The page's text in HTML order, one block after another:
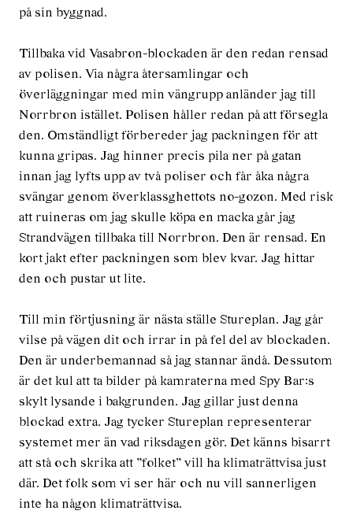
på sin byggnad.
Tillbaka vid Vasabron-blockaden är den redan rensad
av polisen. Via några återsamlingar och
överläggningar med min vängrupp anländer jag till
Norrbron istället. Polisen håller redan på att försegla
den. Omständligt förbereder jag packningen för att
kunna gripas. Jag hinner precis pila ner på gatan
innan jag lyfts upp av två poliser och får åka några
svängar genom överklassghettots no-gozon. Med risk
att ruineras om jag skulle köpa en macka går jag
Strandvägen tillbaka till Norrbron. Den är rensad. En
kort jakt efter packningen som blev kvar. Jag hittar
den och pustar ut lite.
Till min förtjusning är nästa ställe Stureplan. Jag går
vilse på vägen dit och irrar in på fel del av blockaden.
Den är underbemannad så jag stannar ändå. Dessutom
är det kul att ta bilder på kamraterna med Spy Bar:s
skylt lysande i bakgrunden. Jag gillar just denna
blockad extra. Jag tycker Stureplan representerar
systemet mer än vad riksdagen gör. Det känns bisarrt
att stå och skrika att ”folket” vill ha klimaträttvisa just
där. Det folk som vi ser här och nu vill sannerligen
inte ha någon klimaträttvisa.